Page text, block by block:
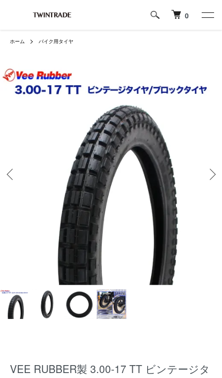
0
ホーム バイク用タイヤ
VEE RUBBER製 3.00-17 TT ビンテージタ